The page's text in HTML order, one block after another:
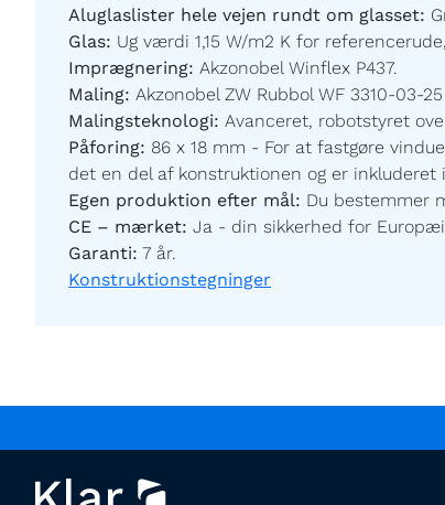
Aluglaslister hele vejen rundt om glasset:
Glas: Ug værdi 1,15 W/m2 K for
Imprægnering: Akzonobel Winflex P437.
Maling: Akzonobel ZW Rubbol WF 3310-03-
Malingsteknologi: Avanceret, robotstyret
Påforing: 86 x 18 mm - For at fastgøre
det en del af konstruktionen og er
Egen produktion efter mål: Du bestemmer
CE – mærket: Ja - din sikkerhed for
Garanti: 7 år.
Konstruktionstegninger